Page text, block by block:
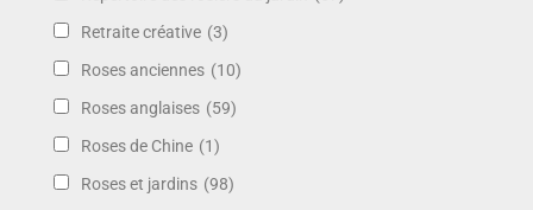
Retraite créative (3)
Roses anciennes (10)
Roses anglaises (59)
Roses de Chine (1)
Roses et jardins (98)